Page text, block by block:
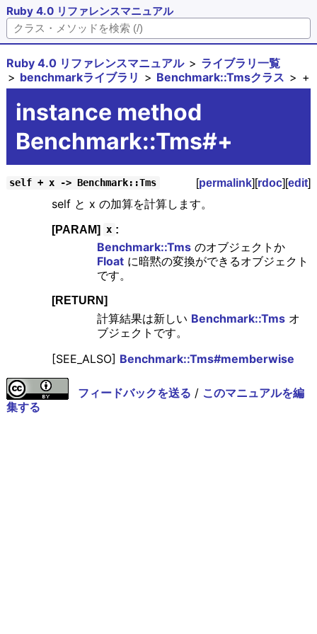
Ruby 4.0 リファレンスマニュアル
Ruby 4.0 リファレンスマニュアル
ライブラリ一覧
benchmarkライブラリ
Benchmark::Tmsクラス +
instance method
Benchmark::Tms#+
self + x -> Benchmark::Tms [permalink][rdoc][edit]
self と x の加算を計算します。
[PARAM] x :
Benchmark::Tmsのオブジェクトか
Floatに暗黙の変換ができるオブジェクト
です。
[RETURN]
計算結果は新しい Benchmark::Tmsオ
ブジェクトです。
[SEE_ALSO] Benchmark::Tms#memberwise
フィードバックを送る / このマニュアルを編
集する